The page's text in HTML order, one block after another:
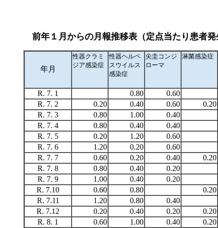
前年１月からの月報推移表（定点当たり患者発
年月
性器クラミ
ジア感染症
性器ヘルペ
スウイルス
感染症
尖圭コンジ
ローマ
淋菌感染症
R. 7. 1 0.80
0.60
R. 7. 2
0.20 0.40 0.60
0.20
R. 7. 3
0.80 1.00
0.40
R. 7. 4
0.80 0.40
0.40
R. 7. 5
0.20 1.20
0.60
R. 7. 6
1.20 0.20
0.60
R. 7. 7
0.60 0.20 0.40
0.20
R. 7. 8
0.80 0.40
0.20
R. 7. 9
1.00 0.40
0.20
R. 7.10
0.60 0.80
0.20
R. 7.11
1.20 0.80
0.40
R. 7.12
0.20 0.40 0.20
0.20
R. 8. 1
0.60 1.00 0.40
0.20